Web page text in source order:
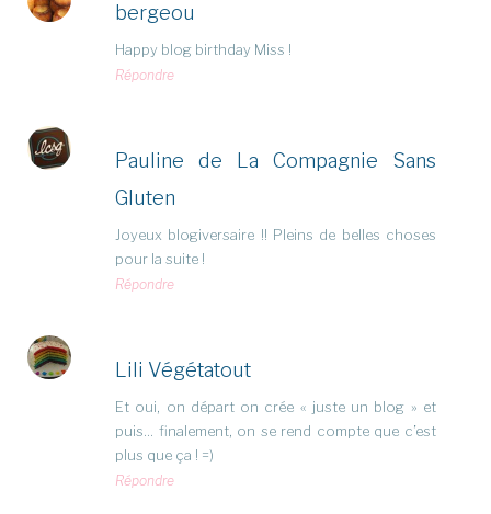
bergeou
Happy blog birthday Miss !
Répondre
Pauline de La Compagnie Sans
Gluten
Joyeux blogiversaire !! Pleins de belles choses
pour la suite !
Répondre
Lili Végétatout
Et oui, on départ on crée « juste un blog » et
puis… finalement, on se rend compte que c’est
plus que ça ! =)
Répondre